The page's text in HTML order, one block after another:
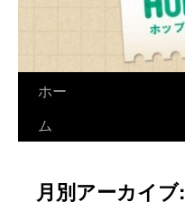
ホー
ム
月別アーカイブ: